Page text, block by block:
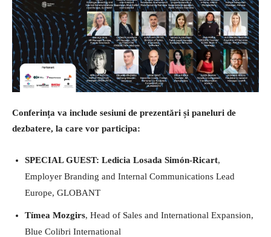
Conferința va include sesiuni de prezentări și paneluri de
dezbatere, la care vor participa:
SPECIAL GUEST: Ledicia Losada Simón-Ricart,
Employer Branding and Internal Communications Lead
Europe, GLOBANT
Tímea Mozgirs, Head of Sales and International Expansion,
Blue Colibri International